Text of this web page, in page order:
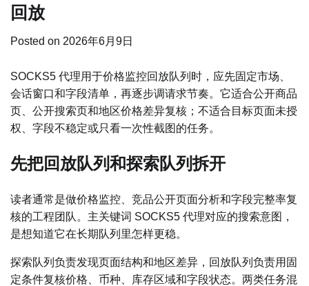
回放
Posted on 2026年6月9日
SOCKS5 代理用于价格监控回放队列时，应先固定市场、
会话窗口和字段清单，再逐步调请求节奏。它适合公开商品
页、公开搜索页和地区价格差异复核；不适合目标页面未授
权、字段不稳定或只看一次性截图的任务。
先把回放队列和探索队列拆开
读者通常是做价格监控、竞品公开页面分析和字段完整率复
核的工程团队。主关键词 SOCKS5 代理对应的搜索意图，
是想知道它在长期队列里怎样更稳。
探索队列负责发现页面结构和地区差异，回放队列负责用固
定条件复核价格、币种、库存区域和字段状态。两类任务混